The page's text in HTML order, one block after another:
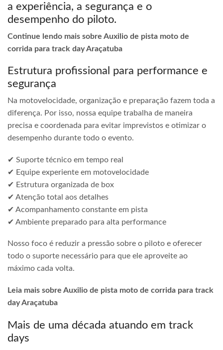
a experiência, a segurança e o
desempenho do piloto.
Continue lendo mais sobre Auxilio de pista moto de
corrida para track day Araçatuba
Estrutura profissional para performance e
segurança
Na motovelocidade, organização e preparação fazem toda a
diferença. Por isso, nossa equipe trabalha de maneira
precisa e coordenada para evitar imprevistos e otimizar o
desempenho durante todo o evento.
✔ Suporte técnico em tempo real
✔ Equipe experiente em motovelocidade
✔ Estrutura organizada de box
✔ Atenção total aos detalhes
✔ Acompanhamento constante em pista
✔ Ambiente preparado para alta performance
Nosso foco é reduzir a pressão sobre o piloto e oferecer
todo o suporte necessário para que ele aproveite ao
máximo cada volta.
Leia mais sobre Auxilio de pista moto de corrida para track
day Araçatuba
Mais de uma década atuando em track
days